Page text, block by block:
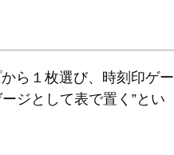
ら１枚選び、時刻印ゲー
ジとして表で置く”とい